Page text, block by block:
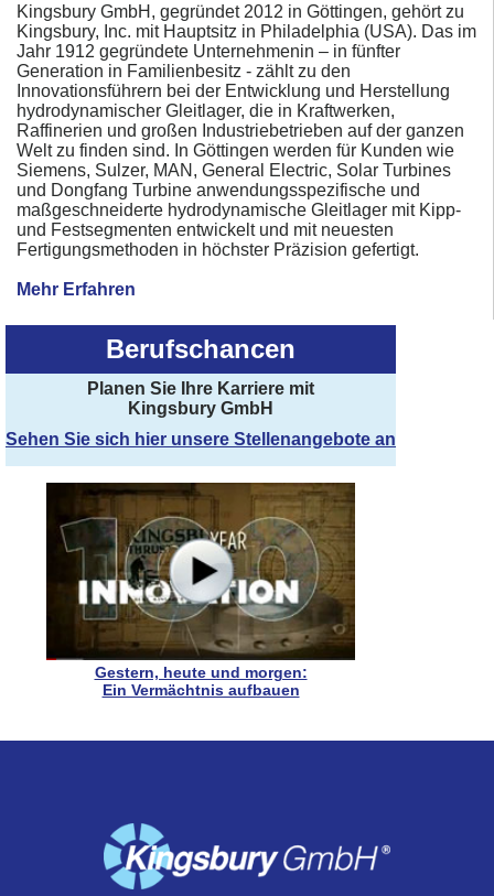
Kingsbury GmbH, gegründet 2012 in Göttingen, gehört zu
Kingsbury, Inc. mit Hauptsitz in Philadelphia (USA). Das im
Jahr 1912 gegründete Unternehmenin – in fünfter
Generation in Familienbesitz - zählt zu den
Innovationsführern bei der Entwicklung und Herstellung
hydrodynamischer Gleitlager, die in Kraftwerken,
Raffinerien und großen Industriebetrieben auf der ganzen
Welt zu finden sind. In Göttingen werden für Kunden wie
Siemens, Sulzer, MAN, General Electric, Solar Turbines
und Dongfang Turbine anwendungsspezifische und
maßgeschneiderte hydrodynamische Gleitlager mit Kipp-
und Festsegmenten entwickelt und mit neuesten
Fertigungsmethoden in höchster Präzision gefertigt.
Mehr Erfahren
Berufschancen
Planen Sie Ihre Karriere mit
Kingsbury GmbH
Sehen Sie sich hier unsere Stellenangebote an
Gestern, heute und morgen:
Ein Vermächtnis aufbauen